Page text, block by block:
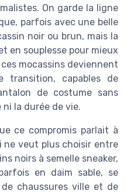
On garde la ligne
parfois avec une belle
noir ou brun, mais la
en souplesse pour mieux
mocassins deviennent
transition, capables de
de costume sans
la durée de vie.
ce compromis parlait à
ne veut plus choisir entre
noirs à semelle sneaker,
en daim sable, se
chaussures ville et de